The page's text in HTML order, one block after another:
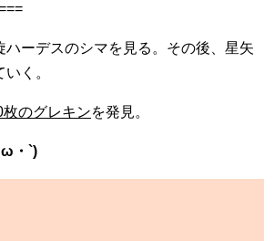
ハーデスのシマを見る。その後、星矢
く。
のグレキンを発見。
ω・`)